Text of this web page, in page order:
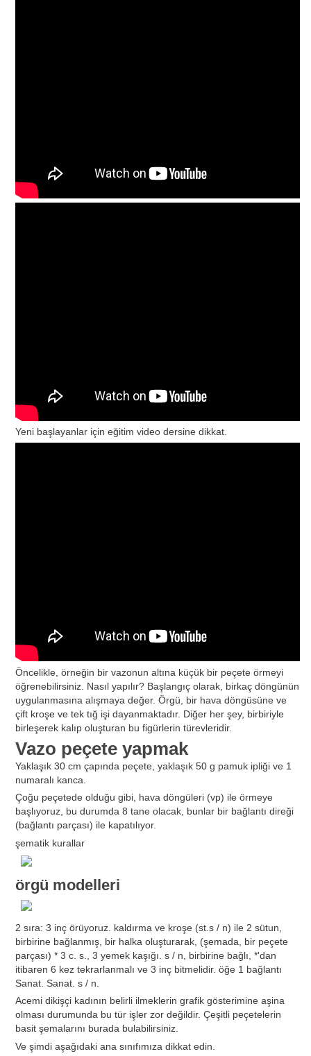
Yeni başlayanlar için eğitim video dersine dikkat.
Öncelikle, örneğin bir vazonun altına küçük bir peçete örmeyi
öğrenebilirsiniz. Nasıl yapılır? Başlangıç ​​​​olarak, birkaç döngünün
uygulanmasına alışmaya değer. Örgü, bir hava döngüsüne ve
çift kroşe ve tek tığ işi dayanmaktadır. Diğer her şey, birbiriyle
birleşerek kalıp oluşturan bu figürlerin türevleridir.
Vazo peçete yapmak
Yaklaşık 30 cm çapında peçete, yaklaşık 50 g pamuk ipliği ve 1
numaralı kanca.
Çoğu peçetede olduğu gibi, hava döngüleri (vp) ile örmeye
başlıyoruz, bu durumda 8 tane olacak, bunlar bir bağlantı direği
(bağlantı parçası) ile kapatılıyor.
şematik kurallar
örgü modelleri
2 sıra: 3 inç örüyoruz. kaldırma ve kroşe (st.s / n) ile 2 sütun,
birbirine bağlanmış, bir halka oluşturarak, (şemada, bir peçete
parçası) * 3 c. s., 3 yemek kaşığı. s / n, birbirine bağlı, *'dan
itibaren 6 kez tekrarlanmalı ve 3 inç bitmelidir. öğe 1 bağlantı
Sanat. Sanat. s / n.
Acemi dikişçi kadının belirli ilmeklerin grafik gösterimine aşina
olması durumunda bu tür işler zor değildir. Çeşitli peçetelerin
basit şemalarını burada bulabilirsiniz.
Ve şimdi aşağıdaki ana sınıfımıza dikkat edin.